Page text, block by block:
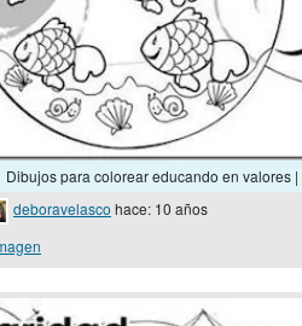
Dibujos para colorear educando en valores |
deboravelasco hace: 10 años